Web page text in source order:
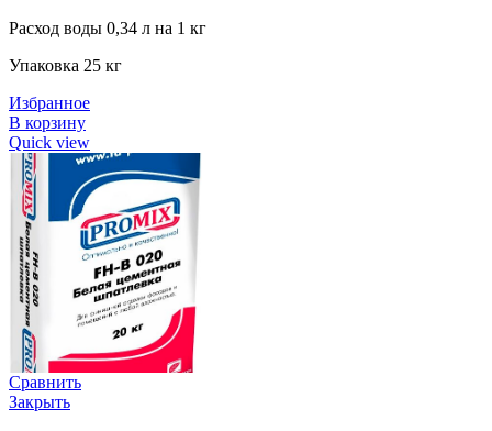
Расход воды 0,34 л на 1 кг
Упаковка 25 кг
Избранное
В корзину
Quick view
Сравнить
Закрыть